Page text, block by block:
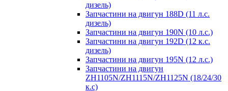
дизель)
Запчастини на двигун 188D (11 л.с.
дизель)
Запчастини на двигун 190N (10 л.с.)
Запчастини на двигун 192D (12 к.с.
дизель)
Запчастини на двигун 195N (12 л.с.)
Запчастини на двигун
ZH1105N/ZH1115N/ZH1125N (18/24/30
к.с)